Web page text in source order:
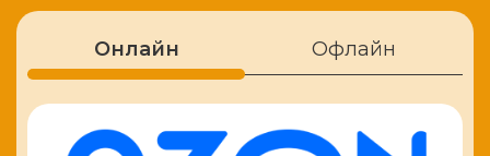
Онлайн Офлайн